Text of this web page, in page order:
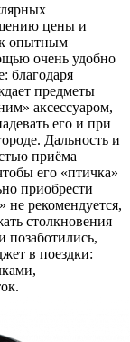
цены и
опытным
очень удобно
благодаря
предметы
аксессуаром,
его и при
Дальность и
приёма
его «птичка»
приобрести
не рекомендуется,
столкновения
позаботились,
в поездки: